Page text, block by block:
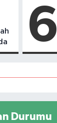
6
Durumu